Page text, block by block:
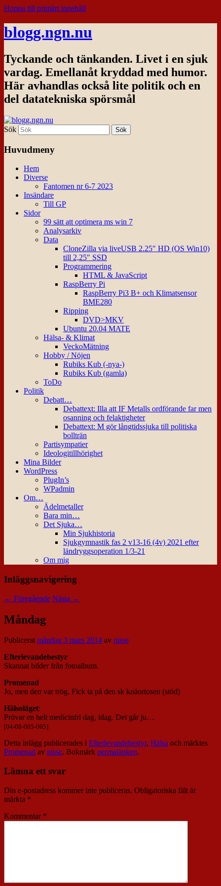
Hoppa till primärt innehåll
blogg.ngn.nu
Tyckande och tänkanden. Livet i en sjuk
vardag. Emellanåt kryddad med humor.
Här avhandlas också lite politik och en
del datatekniska spörsmål
Sök
Huvudmeny
Hem
Diverse
Fantomen nr 6-7 2023
Insändare
Till GP
Sidor
99 sätt att optimera ms win 7
Analysarkiv
Data
CloneZilla via liveUSB 2.25″ HD (OS Win10)
till 2,25″ SSD
Programmering
HTML & JavaScript
RaspBerry Pi
RaspBerry Pi3 B+ och Klimatsensor
BME280
Ripping
DVD>MKV
Ubuntu 20.04 MATE
Hälsa- & Klimat
VeckoMätning
Hobby / Nöjen
Rubiks Kub (-nya-)
Rubiks Kub (gamla)
ToDo
Politik
Debatt…
Debattext: Illa att IF Metalls ordförande far men
osanning och felaktigheter
Debattext: M gör långtidssjuka till politiska
bollträn
Partisympatier
Ideologitillhörighet
Mina Bilder
WordPress
PlugIn’s
WPadmin
Om…
Ädelmetaller
Bara min…
Det Sjuka…
Min Sjukhistoria
Sjukgymnastik fas 2 v13-16 (4v) 2021 efter
ländryggsoperation 1/3-21
Om mig
Inläggsnavigering
← Föregående Nästa →
Måndag
Publiceratmåndag 3 mars 2014 av nisse
Efterlevandebestyr
Skannat bilder från fotoalbum.
Promenad
Jo, men den var trög. Fick ta på den sk knäortosen (stöd)
Hälsoläget:
Prövar en helt medicinfri dag, idag. Det går ju…
[04-08-005-005]
Detta inlägg publicerades i Efterlevandebestyr, Hälsa och märktes
Promenad av nisse. Bokmärk permalänken.
Lämna ett svar
Din e-postadress kommer inte publiceras. Obligatoriska fält är
märkta *
Kommentar *